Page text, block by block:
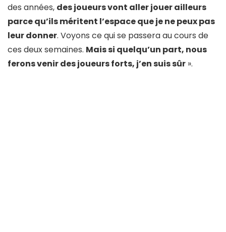
des années, des joueurs vont aller jouer ailleurs
parce qu’ils méritent l’espace que je ne peux pas
leur donner. Voyons ce qui se passera au cours de
ces deux semaines. Mais si quelqu’un part, nous
ferons venir des joueurs forts, j’en suis sûr ».